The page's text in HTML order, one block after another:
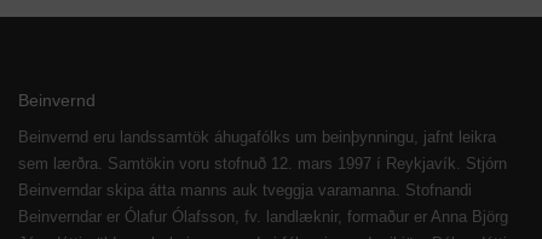
Beinvernd
Beinvernd eru landssamtök áhugafólks um beinþynningu, jafnt leikra
sem lærðra. Samtökin voru stofnuð 12. mars 1997 í Reykjavík. Stjórn
Beinverndar skipa átta manns auk tveggja varamanna. Stofnandi
Beinverndar er Ólafur Ólafsson, fv. landlæknir, formaður er Anna Björg